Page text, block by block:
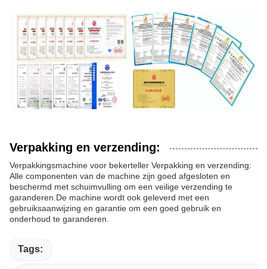
Verpakking en verzending:
Verpakkingsmachine voor bekerteller Verpakking en verzending:
Alle componenten van de machine zijn goed afgesloten en
beschermd met schuimvulling om een veilige verzending te
garanderen.De machine wordt ook geleverd met een
gebruiksaanwijzing en garantie om een goed gebruik en
onderhoud te garanderen.
Tags: